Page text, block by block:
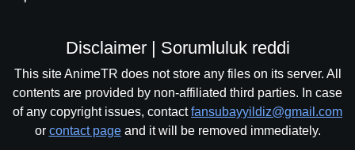
Disclaimer | Sorumluluk reddi
This site AnimeTR does not store any files on its server. All
contents are provided by non-affiliated third parties. In case
of any copyright issues, contactfansubayyildiz@gmail.com
or contact pageand it will be removed immediately.